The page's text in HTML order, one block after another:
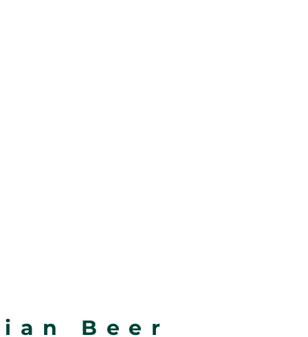
Beer